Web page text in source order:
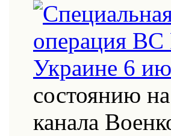
состоянию
канала